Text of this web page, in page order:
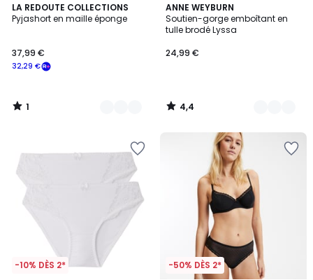
LA REDOUTE COLLECTIONS
Pyjashort en maille éponge
32,29 €
37,99 €
1
/
3
Couleurs
1
/
ANNE WEYBURN
Soutien-gorge emboîtant en
tulle brodé Lyssa
24,99 €
4,4
/ 5
5
Couleurs
4,4
/
-10% DÈS 2* -50% DÈS 2*